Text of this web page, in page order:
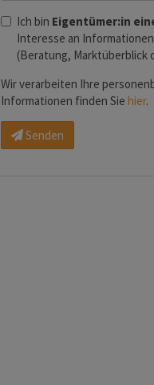
Ich bin Eigentümer:in
Interesse an
(Beratung, Marktüberblick
Wir verarbeiten Ihre
Informationen finden Sie hier.
Senden